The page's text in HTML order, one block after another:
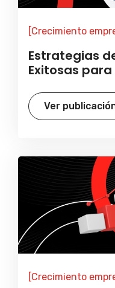
[Crecimiento
Estrategias
Exitosas
Ver
[Crecimiento